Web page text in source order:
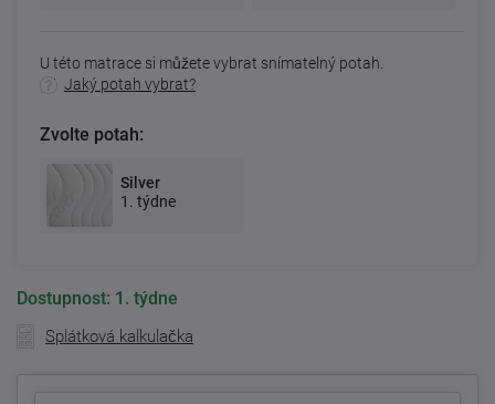
U této matrace si můžete vybrat snímatelný potah.
Jaký potah vybrat?
Zvolte potah:
Silver
1. týdne
Dostupnost: 1. týdne
Splátková kalkulačka